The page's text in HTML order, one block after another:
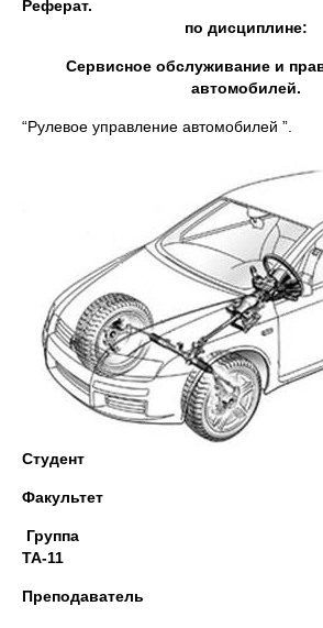
Реферат.
по дисциплине:
Сервисное обслуживание и
автомобилей.
“Рулевое управление автомобилей ”.
Студент
Факультет
ТА-11
Преподаватель